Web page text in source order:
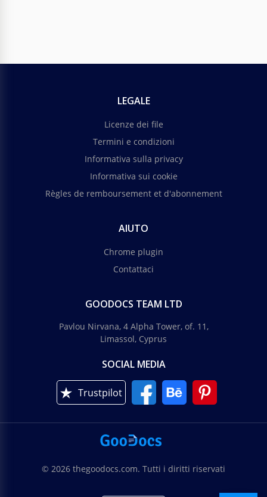
LEGALE
Licenze dei file
Termini e condizioni
Informativa sulla privacy
Informativa sui cookie
Règles de remboursement et d'abonnement
AIUTO
Chrome plugin
Contattaci
GOODOCS TEAM LTD
Pavlou Nirvana, 4 Alpha Tower, of. 11,
Limassol, Cyprus
SOCIAL MEDIA
Trustpilot
© 2026 thegoodocs.com. Tutti i diritti riservati